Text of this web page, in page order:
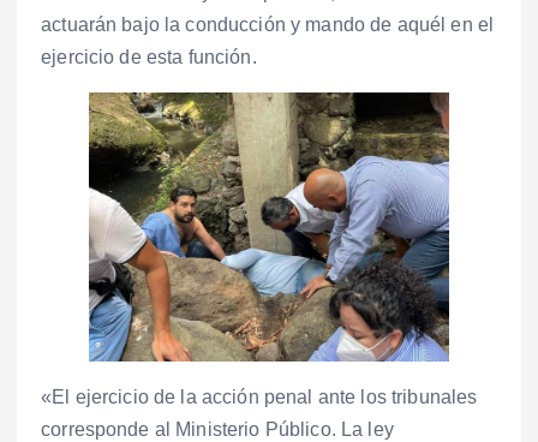
actuarán bajo la conducción y mando de aquél en el
ejercicio de esta función.
«El ejercicio de la acción penal ante los tribunales
corresponde al Ministerio Público. La ley